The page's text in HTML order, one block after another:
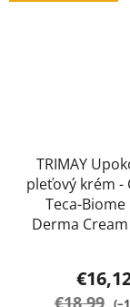
TRIMAY
pleťový krém -
Teca-Biome
Derma
€18,99